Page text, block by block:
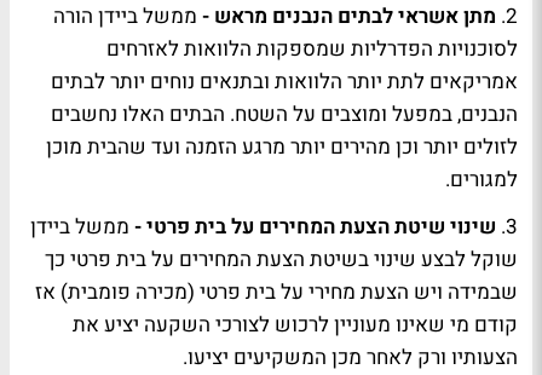
2. מתן אשראי לבתים הנבנים מראש - ממשל ביידן הורה
לסוכנויות הפדרליות שמספקות הלוואות לאזרחים
אמריקאים לתת יותר הלוואות ובתנאים נוחים יותר לבתים
הנבנים, במפעל ומוצבים על השטח. הבתים האלו נחשבים
לזולים יותר וכן מהירים יותר מרגע הזמנה ועד שהבית מוכן
למגורים.
3. שינוי שיטת הצעת המחירים על בית פרטי - ממשל ביידן
שוקל לבצע שינוי בשיטת הצעת המחירים על בית פרטי כך
שבמידה ויש הצעת מחירי על בית פרטי (מכירה פומבית) אז
קודם מי שאינו מעוניין לרכוש לצורכי השקעה יציע את
הצעותיו ורק לאחר מכן המשקיעים יציעו.